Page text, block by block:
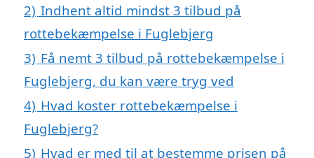
2) Indhent altid mindst 3 tilbud på
rottebekæmpelse i Fuglebjerg
3) Få nemt 3 tilbud på rottebekæmpelse i
Fuglebjerg, du kan være tryg ved
4) Hvad koster rottebekæmpelse i
Fuglebjerg?
5) Hvad er med til at bestemme prisen på